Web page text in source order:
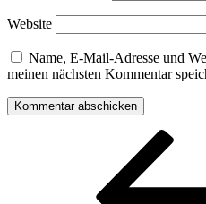
Website
Name, E-Mail-Adresse und
meinen nächsten Kommentar
Beitragsnavigation